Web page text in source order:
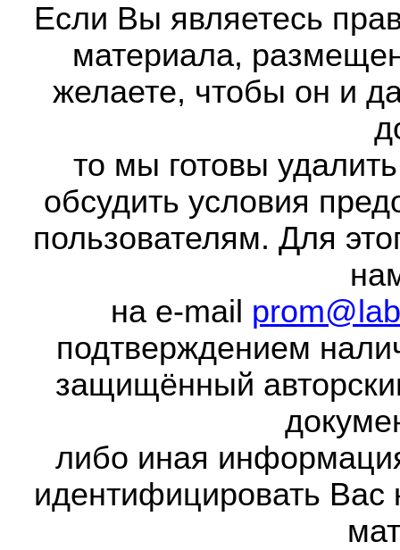
Если Вы являетесь
материала,
желаете, чтобы он и
то мы готовы
обсудить условия
пользователям. Для
на e-mail
подтверждением
защищённый
либо иная
идентифицировать Вас